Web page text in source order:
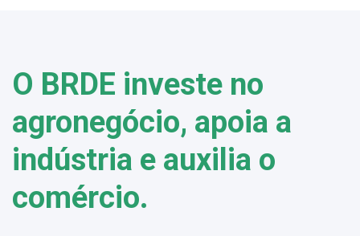
O BRDE investe no
agronegócio, apoia a
indústria e auxilia o
comércio.